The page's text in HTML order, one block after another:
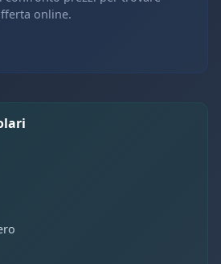
online.